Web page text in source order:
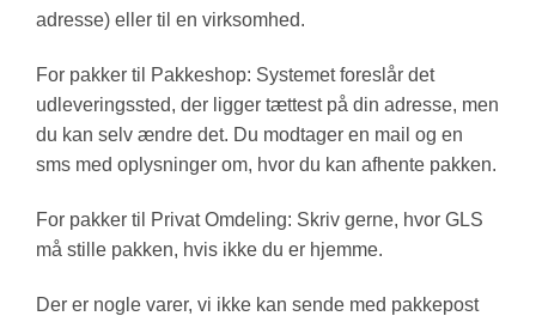
adresse) eller til en virksomhed.
For pakker til Pakkeshop: Systemet foreslår det
udleveringssted, der ligger tættest på din adresse, men
du kan selv ændre det. Du modtager en mail og en
sms med oplysninger om, hvor du kan afhente pakken.
For pakker til Privat Omdeling: Skriv gerne, hvor GLS
må stille pakken, hvis ikke du er hjemme.
Der er nogle varer, vi ikke kan sende med pakkepost